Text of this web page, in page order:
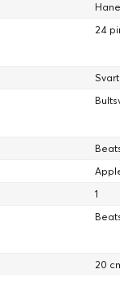
Hane
24
Svart
1
20